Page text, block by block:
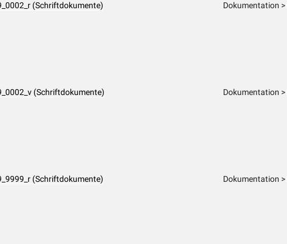
(Schriftdokumente) Dokumentation
(Schriftdokumente) Dokumentation
(Schriftdokumente) Dokumentation